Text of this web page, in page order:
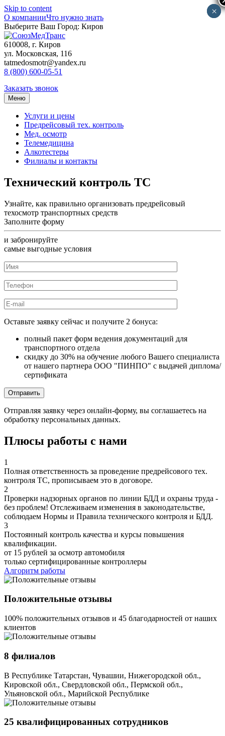
Skip to content
О компанииЧто нужно знать
Выберите Ваш Город: Киров
610008, г. Киров
ул. Московская, 116
tatmedosmotr@yandex.ru
8 (800) 600-05-51
Заказать звонок
Меню
Услуги и цены
Предрейсовый тех. контроль
Мед. осмотр
Телемедицина
Алкотестеры
Филиалы и контакты
Технический контроль ТС
Узнайте, как правильно организовать предрейсовый
техосмотр транспортных средств
Заполните форму
и забронируйте
самые выгодные условия
Оставьте заявку сейчас и получите 2 бонуса:
полный пакет форм ведения документаций для
транспортного отдела
скидку до 30% на обучение любого Вашего специалиста
от нашего партнера ООО "ПИНПО" с выдачей диплома/
сертификата
Отправляя заявку через онлайн-форму, вы соглашаетесь на
обработку персональных данных.
Плюсы работы с нами
1
Полная ответственность за проведение предрейсового тех.
контроля ТС, прописываем это в договоре.
2
Проверки надзорных органов по линии БДД и охраны труда -
без проблем! Отслеживаем изменения в законодательстве,
соблюдаем Нормы и Правила технического контроля и БДД.
3
Постоянный контроль качества и курсы повышения
квалификации.
от 15 рублей за осмотр автомобиля
только сертифицированные контроллеры
Алгоритм работы
Положительные отзывы
100% положительных отзывов и 45 благодарностей от наших
клиентов
8 филиалов
В Республике Татарстан, Чувашии, Нижегородской обл.,
Кировской обл., Свердловской обл., Пермской обл.,
Ульяновской обл., Марийской Республике
25 квалифицированных сотрудников
×
×